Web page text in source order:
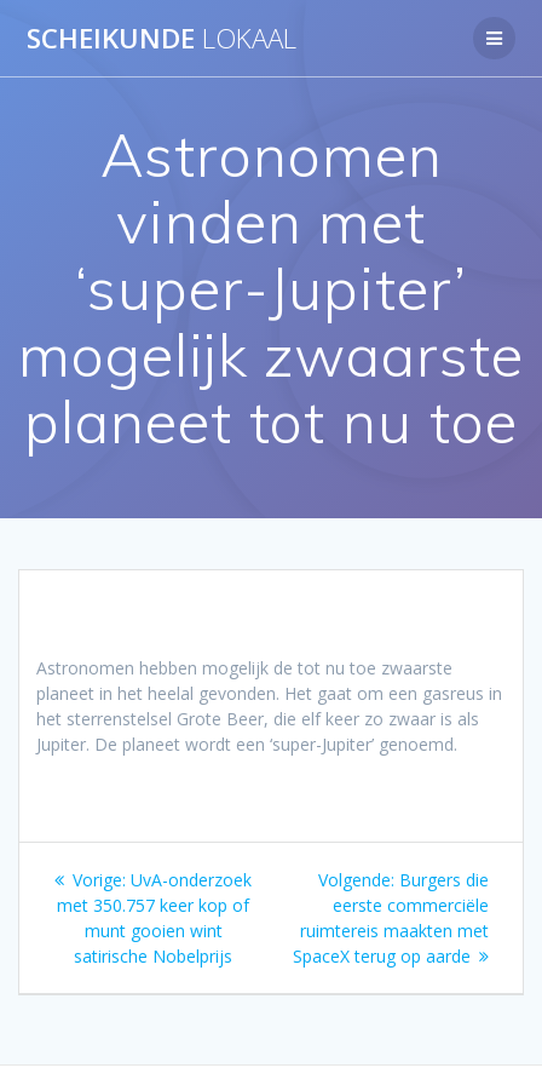
naar
SCHEIKUNDE LOKAAL
Astronomen
vinden met
‘super-Jupiter’
mogelijk zwaarste
planeet tot nu toe
Astronomen hebben mogelijk de tot nu toe zwaarste
planeet in het heelal gevonden. Het gaat om een gasreus in
het sterrenstelsel Grote Beer, die elf keer zo zwaar is als
Jupiter. De planeet wordt een ‘super-Jupiter’ genoemd.
Bericht
navigatie
Vorige: Vorig
bericht:
UvA-onderzoek
met 350.757 keer kop of
munt gooien wint
satirische Nobelprijs
Volgende: Volgend
bericht:
Burgers die
eerste commerciële
ruimtereis maakten met
SpaceX terug op aarde